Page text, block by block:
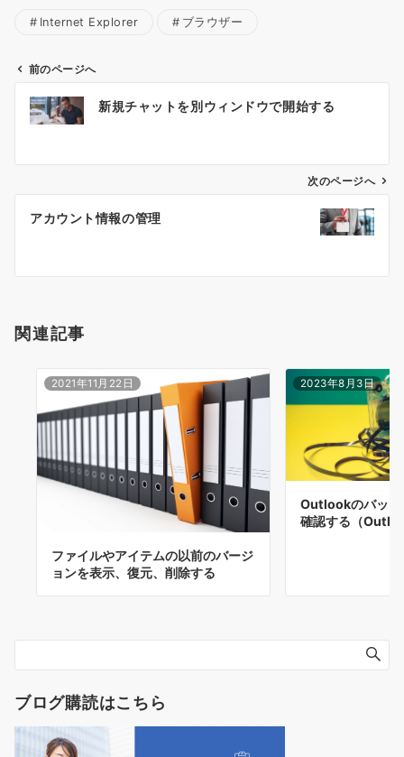
Internet Explorer ブラウザー
ビ
ン
前のページへ
新規チャットを別ウィンドウで開始する
次のページへ
アカウント情報の管理
関連記事
2021年11月22日
ファイルやアイテムの以前のバージ
ョンを表示、復元、削除する
2023年8月3日
Outlookのバック
確認する（
ブログ購読はこちら